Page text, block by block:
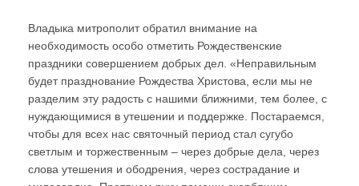
Владыка митрополит обратил внимание на
необходимость особо отметить Рождественские
праздники совершением добрых дел. «Неправильным
будет празднование Рождества Христова, если мы не
разделим эту радость с нашими ближними, тем более, с
нуждающимися в утешении и поддержке. Постараемся,
чтобы для всех нас святочный период стал сугубо
светлым и торжественным – через добрые дела, через
слова утешения и ободрения, через сострадание и